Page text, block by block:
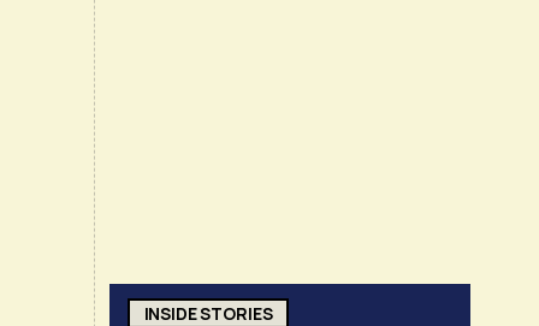
INSIDE STORIES